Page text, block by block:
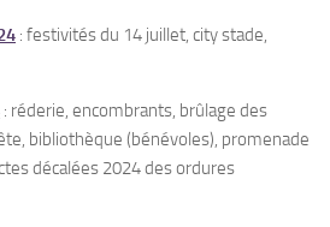
: festivités du 14 juillet, city stade,
: réderie, encombrants, brûlage des
bibliothèque (bénévoles), promenade
décalées 2024 des ordures